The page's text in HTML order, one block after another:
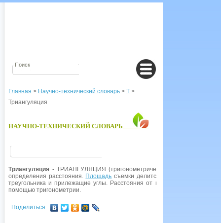
Главная > Научно-технический словарь > Т >
Триангуляция
НАУЧНО-ТЕХНИЧЕСКИЙ СЛОВАРЬ
Триангуляция - ТРИАНГУЛЯЦИЯ (тригонометрическая съемка), в
определения расстояния. Площадь съемки делится на треугольники.
треугольника и прилежащие углы. Расстояния от концов основания
помощью тригонометрии.
Поделиться